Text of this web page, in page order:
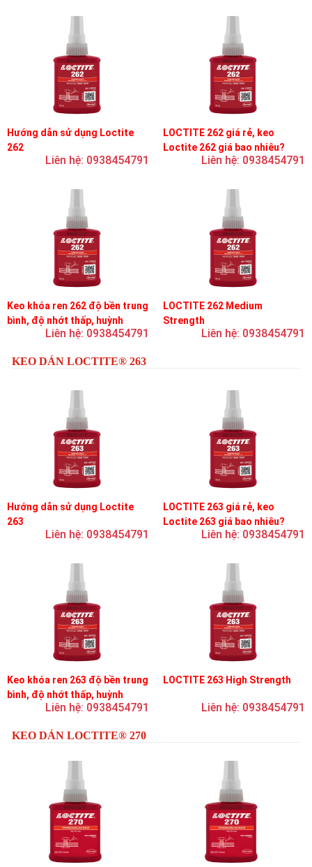
Hướng dẫn sử dụng Loctite
262
Liên hệ: 0938454791
LOCTITE 262 giá rẻ, keo
Loctite 262 giá bao nhiêu?
Liên hệ: 0938454791
Keo khóa ren 262 độ bền trung
bình, độ nhớt thấp, huỳnh
Liên hệ: 0938454791
LOCTITE 262 Medium
Strength
Liên hệ: 0938454791
KEO DÁN LOCTITE® 263
Hướng dẫn sử dụng Loctite
263
Liên hệ: 0938454791
LOCTITE 263 giá rẻ, keo
Loctite 263 giá bao nhiêu?
Liên hệ: 0938454791
Keo khóa ren 263 độ bền trung
bình, độ nhớt thấp, huỳnh
Liên hệ: 0938454791
LOCTITE 263 High Strength
Liên hệ: 0938454791
KEO DÁN LOCTITE® 270